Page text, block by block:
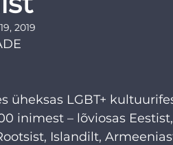
2019
üheksas LGBT+
inimest – lõviosas
Islandilt,